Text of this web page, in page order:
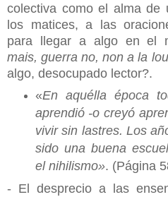
colectiva como el alma de
los matices, a las
para llegar a algo en el
mais, guerra no, non a la lou
algo, desocupado lector?.
«En aquélla época
aprendió -o creyó
vivir sin lastres. Los
sido una buena
el nihilismo». (Página
- El desprecio a las